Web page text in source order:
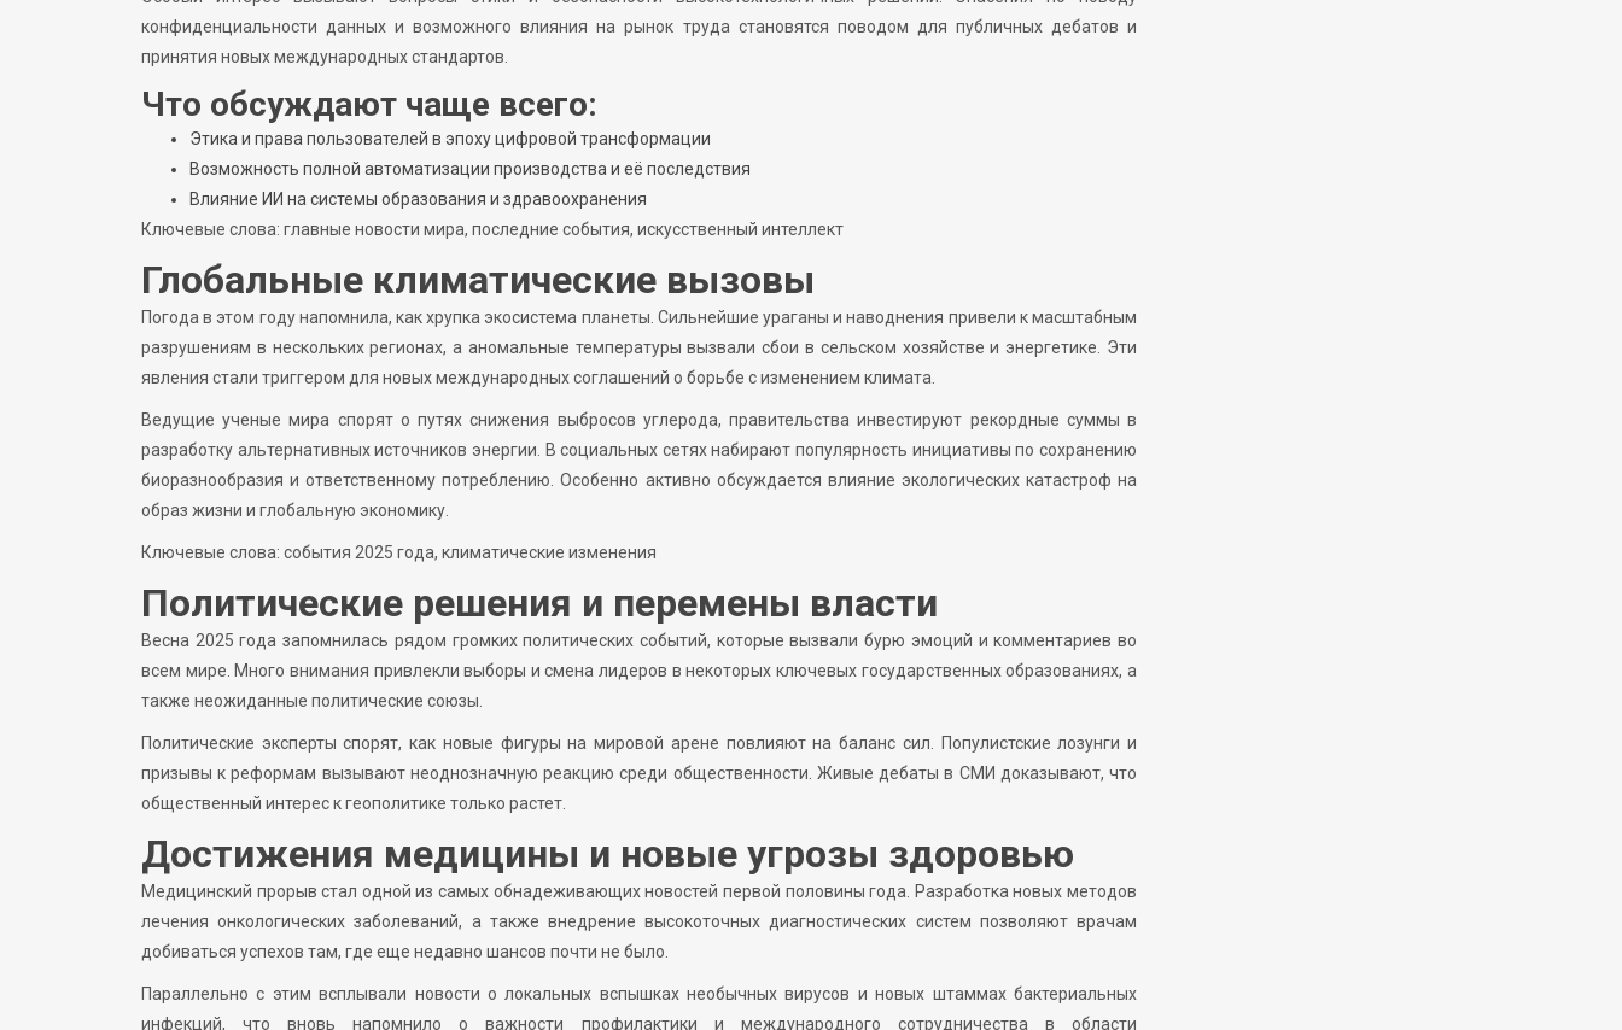
конфиденциальности данных и возможного влияния на рынок труда становятся поводом для публичных дебатов и
принятия новых международных стандартов.
Что обсуждают чаще всего:
Этика и права пользователей в эпоху цифровой трансформации
Возможность полной автоматизации производства и её последствия
Влияние ИИ на системы образования и здравоохранения
Ключевые слова: главные новости мира, последние события, искусственный интеллект
Глобальные климатические вызовы
Погода в этом году напомнила, как хрупка экосистема планеты. Сильнейшие ураганы и наводнения привели к масштабным
разрушениям в нескольких регионах, а аномальные температуры вызвали сбои в сельском хозяйстве и энергетике. Эти
явления стали триггером для новых международных соглашений о борьбе с изменением климата.
Ведущие ученые мира спорят о путях снижения выбросов углерода, правительства инвестируют рекордные суммы в
разработку альтернативных источников энергии. В социальных сетях набирают популярность инициативы по сохранению
биоразнообразия и ответственному потреблению. Особенно активно обсуждается влияние экологических катастроф на
образ жизни и глобальную экономику.
Ключевые слова: события 2025 года, климатические изменения
Политические решения и перемены власти
Весна 2025 года запомнилась рядом громких политических событий, которые вызвали бурю эмоций и комментариев во
всем мире. Много внимания привлекли выборы и смена лидеров в некоторых ключевых государственных образованиях, а
также неожиданные политические союзы.
Политические эксперты спорят, как новые фигуры на мировой арене повлияют на баланс сил. Популистские лозунги и
призывы к реформам вызывают неоднозначную реакцию среди общественности. Живые дебаты в СМИ доказывают, что
общественный интерес к геополитике только растет.
Достижения медицины и новые угрозы здоровью
Медицинский прорыв стал одной из самых обнадеживающих новостей первой половины года. Разработка новых методов
лечения онкологических заболеваний, а также внедрение высокоточных диагностических систем позволяют врачам
добиваться успехов там, где еще недавно шансов почти не было.
Параллельно с этим всплывали новости о локальных вспышках необычных вирусов и новых штаммах бактериальных
инфекций, что вновь напомнило о важности профилактики и международного сотрудничества в области